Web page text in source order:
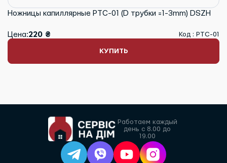
Ножницы капиллярные PTC-01 (D трубки =1-3mm) DSZH
Цена:220 ₴ Код : PTC-01
КУПИТЬ
Работаем каждый
день с 8.00 до
19.00